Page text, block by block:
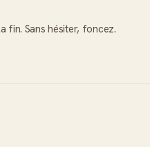
fin. Sans hésiter, foncez.